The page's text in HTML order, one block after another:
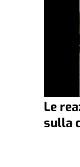
Le
sulla